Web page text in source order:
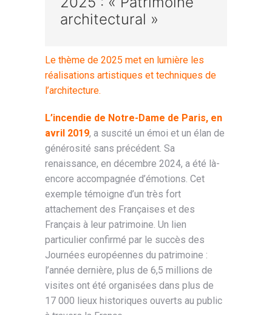
architectural »
Le thème de 2025 met en lumière les
réalisations artistiques et techniques de
l’architecture.
L’incendie de Notre-Dame de Paris, en
avril 2019, a suscité un émoi et un élan de
générosité sans précédent. Sa
renaissance, en décembre 2024, a été là-
encore accompagnée d’émotions. Cet
exemple témoigne d’un très fort
attachement des Françaises et des
Français à leur patrimoine. Un lien
particulier confirmé par le succès des
Journées européennes du patrimoine :
l’année dernière, plus de 6,5 millions de
visites ont été organisées dans plus de
17 000 lieux historiques ouverts au public